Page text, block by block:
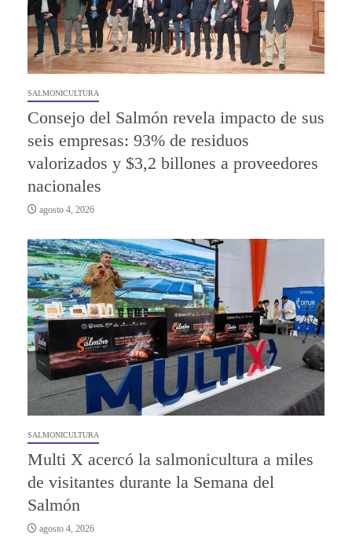
SALMONICULTURA
Consejo del Salmón revela impacto de sus
seis empresas: 93% de residuos
valorizados y $3,2 billones a proveedores
nacionales
agosto 4, 2026
SALMONICULTURA
Multi X acercó la salmonicultura a miles
de visitantes durante la Semana del
Salmón
agosto 4, 2026